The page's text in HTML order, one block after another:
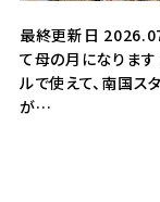
最終更新日
て母の月になります
ルで使えて、南国ス
が…